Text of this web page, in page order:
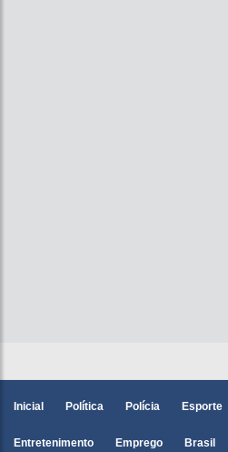
Inicial Política Polícia Esporte
Entretenimento Emprego Brasil